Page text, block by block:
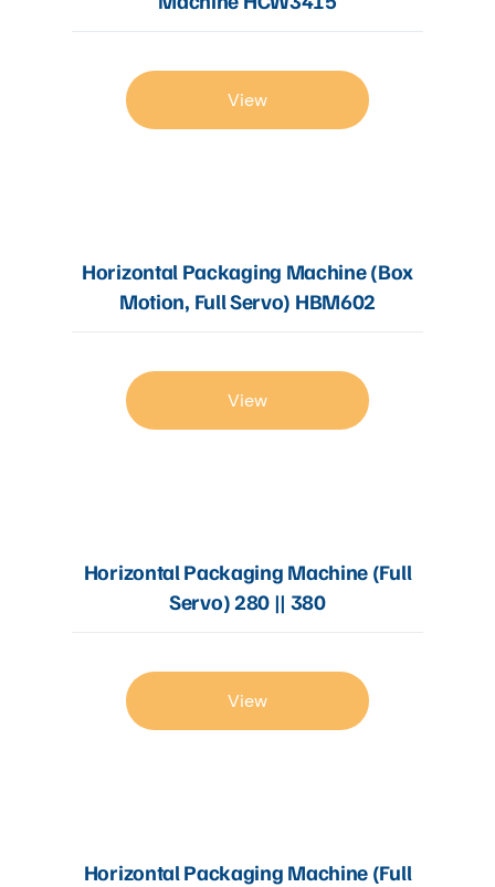
View
Horizontal Packaging Machine (Box
Motion, Full Servo) HBM602
View
Horizontal Packaging Machine (Full
Servo) 280 || 380
View
Horizontal Packaging Machine (Full